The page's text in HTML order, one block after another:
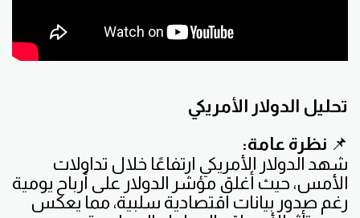
تحليل الدولار الأمريكي
📌 نظرة عامة:
شهد الدولار الأمريكي ارتفاعًا خلال تداولات
الأمس، حيث أغلق مؤشر الدولار على أرباح يومية
رغم صدور بيانات اقتصادية سلبية، مما يعكس